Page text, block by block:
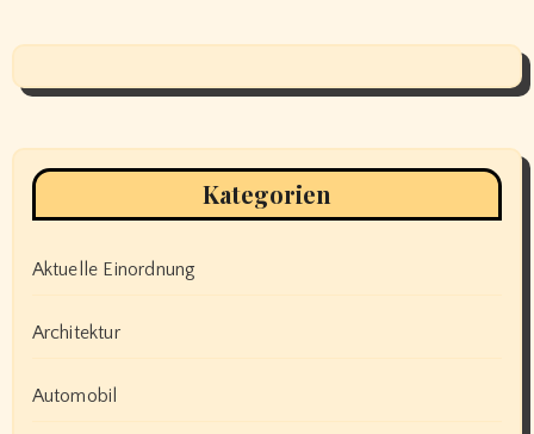
Kategorien
Aktuelle Einordnung
Architektur
Automobil